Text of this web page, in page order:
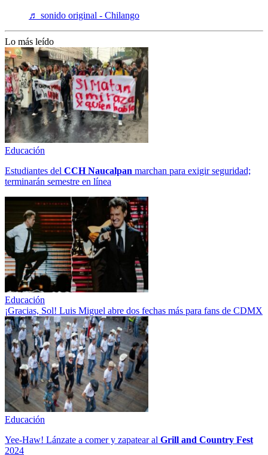
♬ sonido original - Chilango
Lo más leído
Educación
Estudiantes del CCH Naucalpan marchan para exigir seguridad;
terminarán semestre en línea
Educación
¡Gracias, Sol! Luis Miguel abre dos fechas más para fans de CDMX
Educación
Yee-Haw! Lánzate a comer y zapatear al Grill and Country Fest
2024